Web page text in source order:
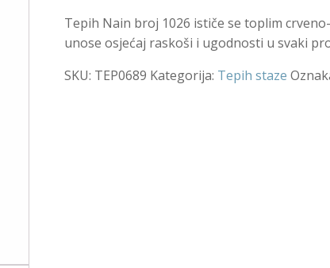
Tepih Nain broj 1026 ističe se toplim
unose osjećaj raskoši i ugodnosti u svaki
SKU: TEP0689 Kategorija: Tepih staze